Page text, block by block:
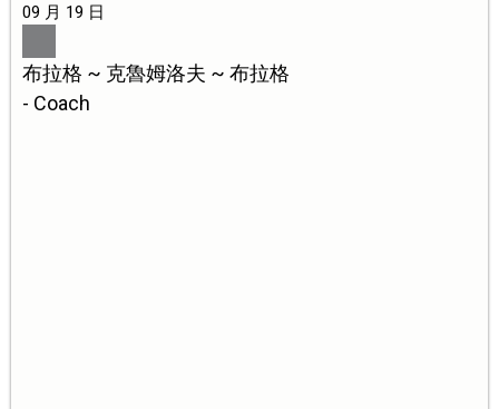
09 月 19 日
布拉格 ~ 克魯姆洛夫 ~ 布拉格
- Coach